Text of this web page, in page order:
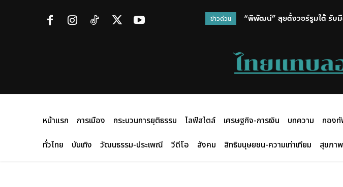
ข่าวด่วน “พิพัฒน์” ลุยตั้งวอร์รูมใต้ รั
หน้าแรก การเมือง กระบวนการยุติธรรม ไลฟ์สไตล์ เศรษฐกิจ-การเงิน บทความ กอง
ทั่วไทย
บันเทิง วัฒนธรรม-ประเพณี วีดีโอ สังคม สิทธิมนุษยชน-ความเท่าเทียม สุขภา